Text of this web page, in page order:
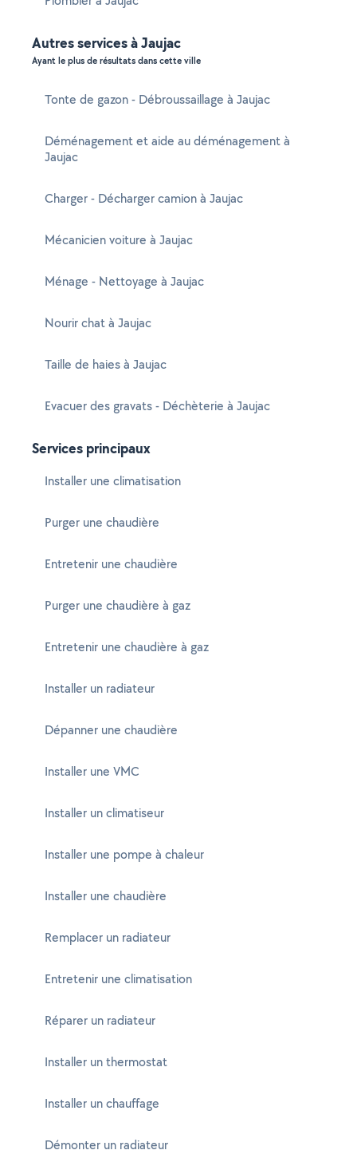
Autres services à Jaujac
Ayant le plus de résultats dans cette ville
Tonte de gazon - Débroussaillage à Jaujac
Déménagement et aide au déménagement à
Jaujac
Charger - Décharger camion à Jaujac
Mécanicien voiture à Jaujac
Ménage - Nettoyage à Jaujac
Nourir chat à Jaujac
Taille de haies à Jaujac
Evacuer des gravats - Déchèterie à Jaujac
Services principaux
Installer une climatisation
Purger une chaudière
Entretenir une chaudière
Purger une chaudière à gaz
Entretenir une chaudière à gaz
Installer un radiateur
Dépanner une chaudière
Installer une VMC
Installer un climatiseur
Installer une pompe à chaleur
Installer une chaudière
Remplacer un radiateur
Entretenir une climatisation
Réparer un radiateur
Installer un thermostat
Installer un chauffage
Démonter un radiateur